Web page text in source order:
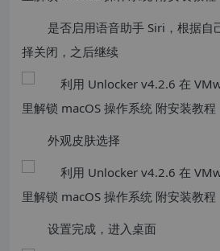
是否启用语音助手 Siri，根据自
择关闭，之后继续
外观皮肤选择
设置完成，进入桌面